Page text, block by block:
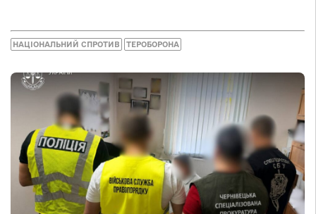
НАЦІОНАЛЬНИЙ СПРОТИВ ТЕРОБОРОНА